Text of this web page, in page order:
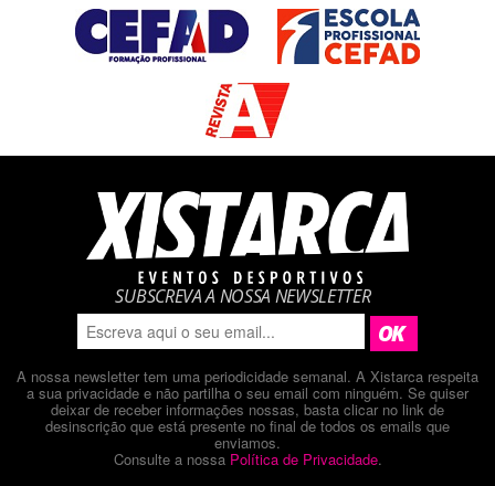
SUBSCREVA A NOSSA NEWSLETTER
A nossa newsletter tem uma periodicidade semanal. A Xistarca respeita
a sua privacidade e não partilha o seu email com ninguém. Se quiser
deixar de receber informações nossas, basta clicar no link de
desinscrição que está presente no final de todos os emails que
enviamos.
Consulte a nossa Política de Privacidade.